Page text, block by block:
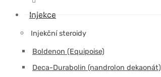
Injekce
Injekční steroidy
Boldenon (Equipoise)
Deca-Durabolin (nandrolon dekaonát)